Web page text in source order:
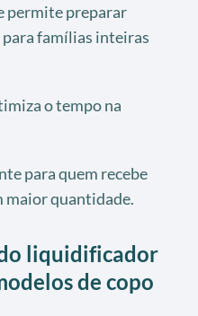
permite preparar
para famílias inteiras
o tempo na
para quem recebe
maior quantidade.
liquidificador
de copo